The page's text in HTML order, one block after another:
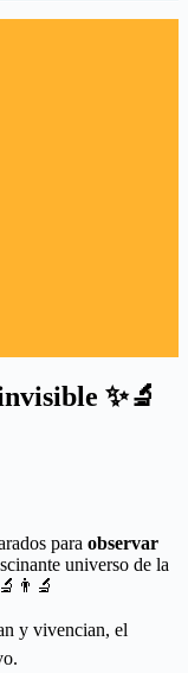
✨🔬
para observar
universo de la
y vivencian, el